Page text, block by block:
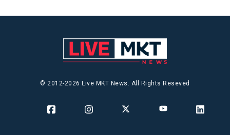
© 2012-2026 Live MKT News. All Rights Reseved